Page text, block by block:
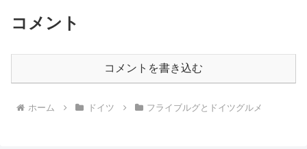
コメント
コメントを書き込む
ホーム ドイツ フライブルグとドイツグルメ